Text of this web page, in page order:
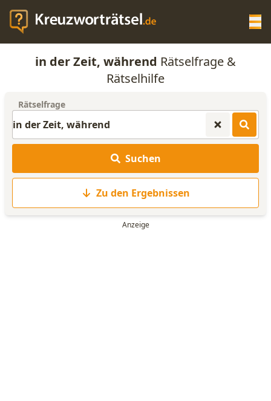
KREUZWORTRÄTSEL-HILFE
ANAGRAMM-GENERATOR
WORTLISTE
in der Zeit, während Rätselfrage &
Rätselhilfe
Rätselfrage
Suchen
Zu den Ergebnissen